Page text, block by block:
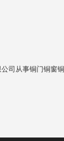
司从事铜门铜窗